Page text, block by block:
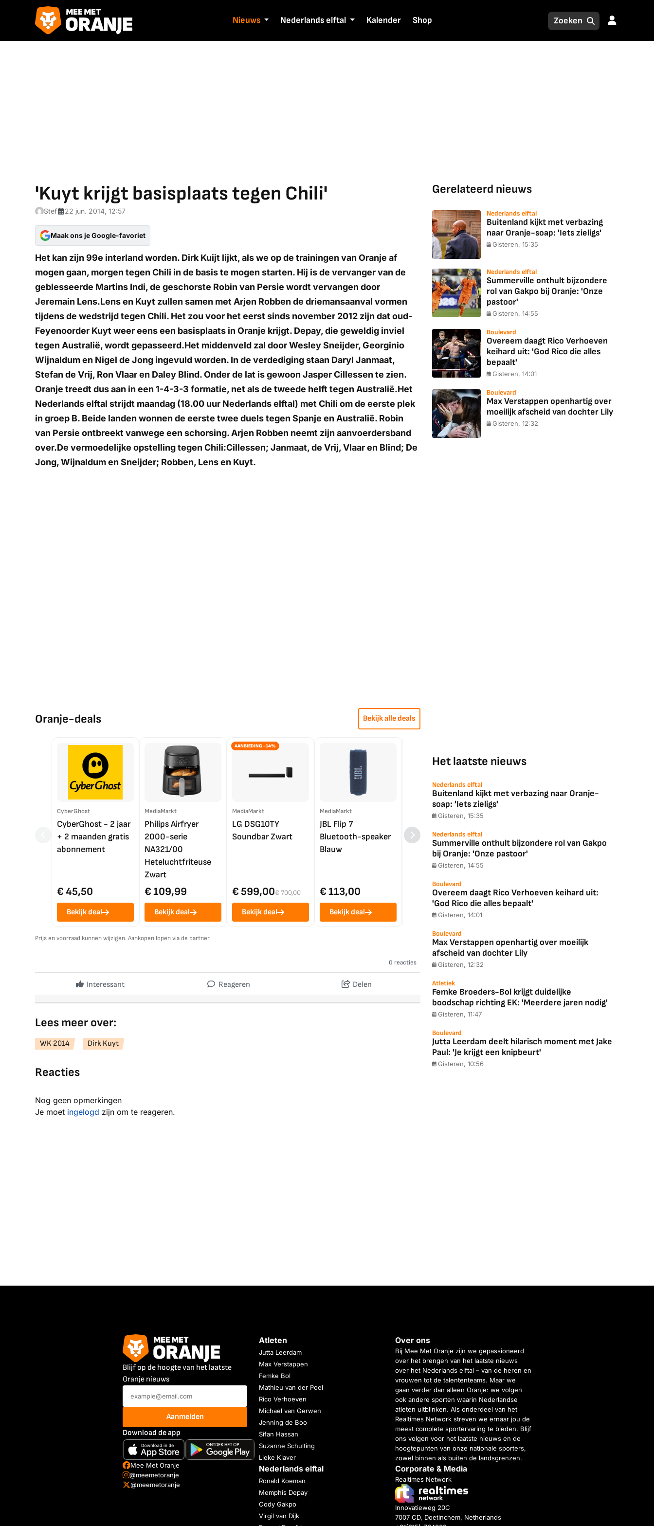
Nieuws Nederlands elftal Kalender Shop
'Kuyt krijgt basisplaats tegen Chili'
Stef 22 jun. 2014, 12:57
Maak ons je Google-favoriet
Het kan zijn 99e interland worden. Dirk Kuijt lijkt, als we op de trainingen van Oranje af
mogen gaan, morgen tegen Chili in de basis te mogen starten. Hij is de vervanger van de
geblesseerde Martins Indi, de geschorste Robin van Persie wordt vervangen door
Jeremain Lens.Lens en Kuyt zullen samen met Arjen Robben de driemansaanval vormen
tijdens de wedstrijd tegen Chili. Het zou voor het eerst sinds november 2012 zijn dat oud-
Feyenoorder Kuyt weer eens een basisplaats in Oranje krijgt. Depay, die geweldig inviel
tegen Australië, wordt gepasseerd.Het middenveld zal door Wesley Sneijder, Georginio
Wijnaldum en Nigel de Jong ingevuld worden. In de verdediging staan Daryl Janmaat,
Stefan de Vrij, Ron Vlaar en Daley Blind. Onder de lat is gewoon Jasper Cillessen te zien.
Oranje treedt dus aan in een 1-4-3-3 formatie, net als de tweede helft tegen Australië.Het
Nederlands elftal strijdt maandag (18.00 uur Nederlands elftal) met Chili om de eerste plek
in groep B. Beide landen wonnen de eerste twee duels tegen Spanje en Australië. Robin
van Persie ontbreekt vanwege een schorsing. Arjen Robben neemt zijn aanvoerdersband
over.De vermoedelijke opstelling tegen Chili:Cillessen; Janmaat, de Vrij, Vlaar en Blind; De
Jong, Wijnaldum en Sneijder; Robben, Lens en Kuyt.
Oranje-deals Bekijk alle deals
CyberGhost
CyberGhost - 2 jaar
+ 2 maanden gratis
abonnement
€ 45,50
Bekijk deal
MediaMarkt
Philips Airfryer
2000-serie
NA321/00
Heteluchtfriteuse
Zwart
€ 109,99
Bekijk deal
AANBIEDING -14%
MediaMarkt
LG DSG10TY
Soundbar Zwart
€ 599,00€ 700,00
Bekijk deal
MediaMarkt
JBL Flip 7
Bluetooth-speaker
Blauw
€ 113,00
Bekijk deal
4K TV (2025)
€ 1.088,00
Bekijk deal
€ 1.179,00 € 89,00
Prijs en voorraad kunnen wijzigen. Aankopen lopen via de partner.
0 reacties
Interessant Reageren Delen
Lees meer over:
WK 2014 Dirk Kuyt
Reacties
Nog geen opmerkingen
Je moet ingelogd zijn om te reageren.
Gerelateerd nieuws
Nederlands elftal
Buitenland kijkt met verbazing
naar Oranje-soap: 'Iets zieligs'
Gisteren, 15:35
Nederlands elftal
Summerville onthult bijzondere
rol van Gakpo bij Oranje: 'Onze
pastoor'
Gisteren, 14:55
Boulevard
Overeem daagt Rico Verhoeven
keihard uit: 'God Rico die alles
bepaalt'
Gisteren, 14:01
Boulevard
Max Verstappen openhartig over
moeilijk afscheid van dochter Lily
Gisteren, 12:32
Het laatste nieuws
Nederlands elftal
Buitenland kijkt met verbazing naar Oranje-
soap: 'Iets zieligs'
Gisteren, 15:35
Nederlands elftal
Summerville onthult bijzondere rol van Gakpo
bij Oranje: 'Onze pastoor'
Gisteren, 14:55
Boulevard
Overeem daagt Rico Verhoeven keihard uit:
'God Rico die alles bepaalt'
Gisteren, 14:01
Boulevard
Max Verstappen openhartig over moeilijk
afscheid van dochter Lily
Gisteren, 12:32
Atletiek
Femke Broeders-Bol krijgt duidelijke
boodschap richting EK: 'Meerdere jaren nodig'
Gisteren, 11:47
Boulevard
Jutta Leerdam deelt hilarisch moment met Jake
Paul: 'Je krijgt een knipbeurt'
Gisteren, 10:56
Blijf op de hoogte van het laatste
Oranje nieuws
Aanmelden
Download de app
Mee Met Oranje
@meemetoranje
@meemetoranje
Atleten
Jutta Leerdam
Max Verstappen
Femke Bol
Mathieu van der Poel
Rico Verhoeven
Michael van Gerwen
Jenning de Boo
Sifan Hassan
Suzanne Schulting
Lieke Klaver
Nederlands elftal
Ronald Koeman
Memphis Depay
Cody Gakpo
Virgil van Dijk
Over ons
Bij Mee Met Oranje zijn we gepassioneerd
over het brengen van het laatste nieuws
over het Nederlands elftal – van de heren en
vrouwen tot de talententeams. Maar we
gaan verder dan alleen Oranje: we volgen
ook andere sporten waarin Nederlandse
atleten uitblinken. Als onderdeel van het
Realtimes Network streven we ernaar jou de
meest complete sportervaring te bieden. Blijf
ons volgen voor het laatste nieuws en de
hoogtepunten van onze nationale sporters,
zowel binnen als buiten de landsgrenzen.
Corporate & Media
Realtimes Network
Innovatieweg 20C
7007 CD, Doetinchem, Netherlands